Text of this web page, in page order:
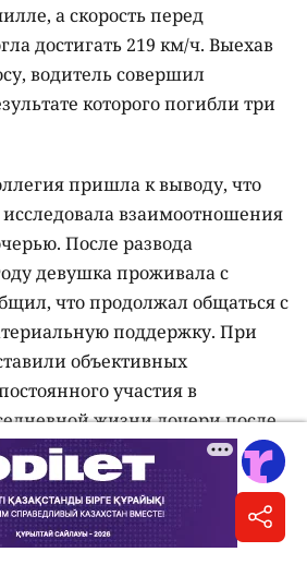
а скорость перед
достигать 219 км/ч. Выехав
водитель совершил
которого погибли три
пришла к выводу, что
взаимоотношения
После развода
девушка проживала с
что продолжал общаться с
поддержку. При
объективных
участия в
жизни дочери после
назначенные 10 млн тенге
суммой.